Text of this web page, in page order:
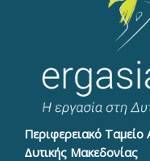
Περιφερειακό
Δυτικής Μακεδονίας